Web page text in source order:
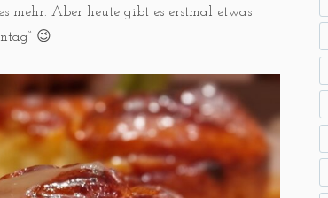
mehr. Aber heute gibt es erstmal etwas
😉